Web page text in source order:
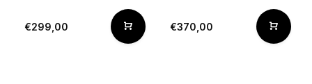
€299,00 €370,00